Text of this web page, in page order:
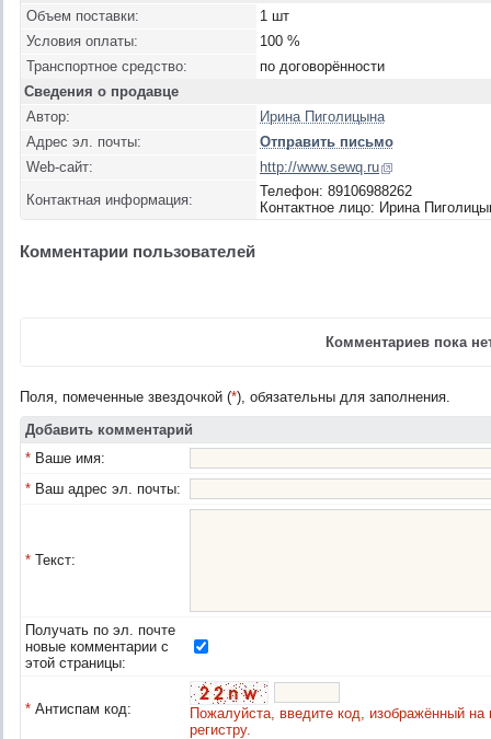
Объем поставки:
1 шт
Условия оплаты:
100 %
Транспортное средство:
по договорённости
Сведения о продавце
Автор:
Ирина Пиголицына
Адрес эл. почты:
Отправить письмо
Web-сайт:
http://www.sewq.ru
Контактная информация:
Телефон: 89106988262
Контактное лицо: Ирина
Комментарии пользователей
Комментариев пока
Поля, помеченные звездочкой (*), обязательны для заполнения.
Добавить комментарий
* Ваше имя:
* Ваш адрес эл. почты:
* Текст:
Получать по эл. почте
новые комментарии с
этой страницы:
* Антиспам код:
Пожалуйста, введите код, изображённый
регистру.